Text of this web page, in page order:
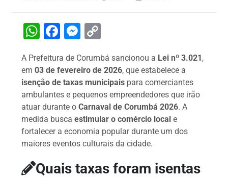
W
at
s
A
p
p
F
c
e
b
o
o
k
M
s
s
e
n
g
er
p
y
Li
n
k
A Prefeitura de Corumbá sancionou a Lei nº 3.021,
em03 de fevereiro de 2026, que estabelece a
isenção de taxas municipais para comerciantes
ambulantes e pequenos empreendedores que irão
atuar durante oCarnaval de Corumbá 2026. A
medida buscaestimular o comércio local e
fortalecer a economia popular durante um dos
maiores eventos culturais da cidade.
Quais taxas foram isentas